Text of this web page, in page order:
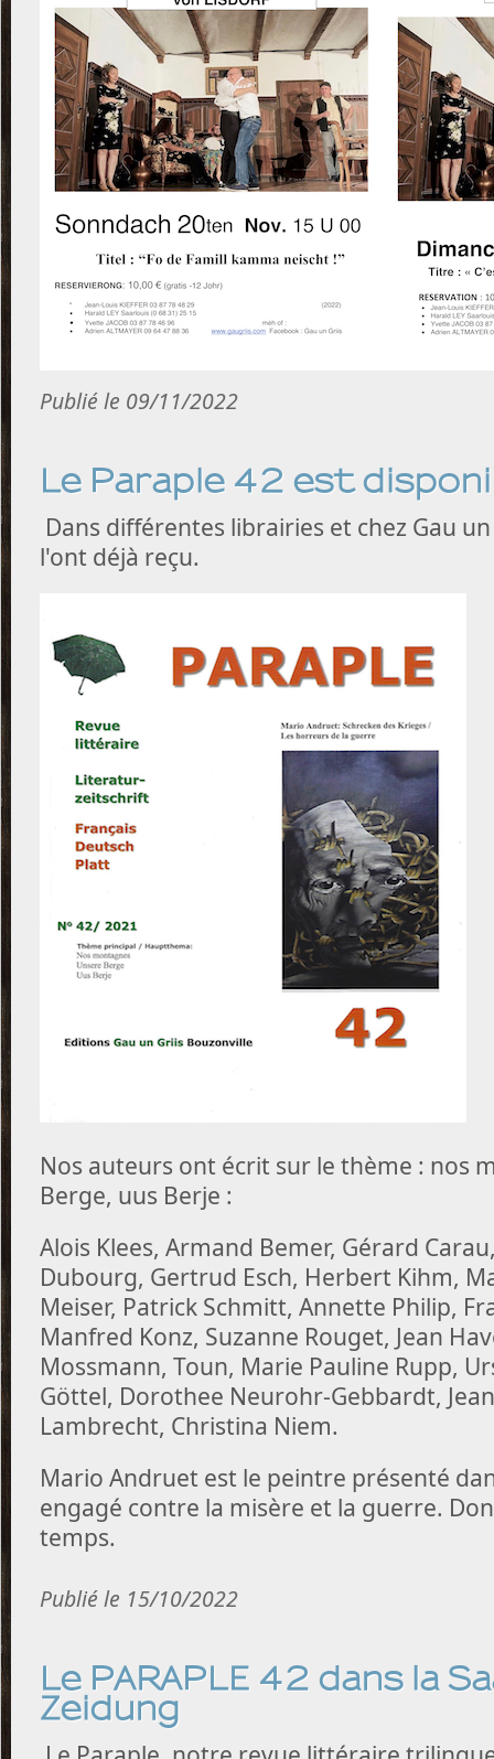
Publié le 09/11/2022
Le Paraple 42 est
Dans différentes librairies et chez Gau
l'ont déjà reçu.
Nos auteurs ont écrit sur le thème : nos
Berge, uus Berje :
Alois Klees, Armand Bemer, Gérard
Dubourg, Gertrud Esch, Herbert Kihm,
Meiser, Patrick Schmitt, Annette Philip,
Manfred Konz, Suzanne Rouget, Jean
Mossmann, Toun, Marie Pauline Rupp,
Göttel, Dorothee Neurohr-Gebbardt,
Lambrecht, Christina Niem.
Mario Andruet est le peintre présenté
engagé contre la misère et la guerre.
temps.
Publié le 15/10/2022
Le PARAPLE 42 dans la
Zeidung